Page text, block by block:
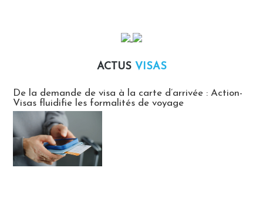
ACTUS VISAS
De la demande de visa à la carte d’arrivée : Action-
Visas fluidifie les formalités de voyage